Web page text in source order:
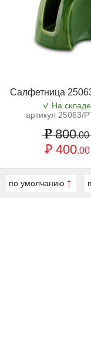
Салфетница
На складе
артикул 25063/
800.00
400.00
по умолчанию